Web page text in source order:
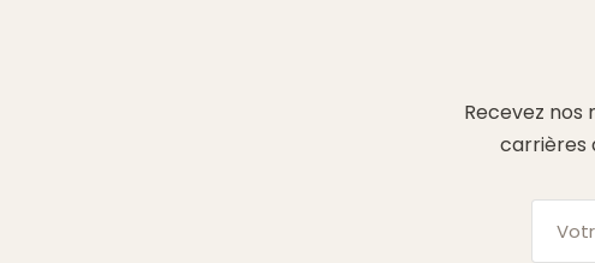
Recevez
carrières